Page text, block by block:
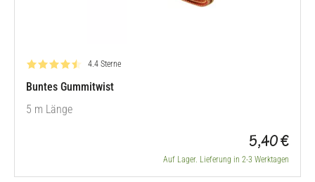
Bewertung: 4.4 von 5
4.4 Sterne
Buntes Gummitwist
5 m Länge
5,40 €
Auf Lager. Lieferung in 2-3 Werktagen